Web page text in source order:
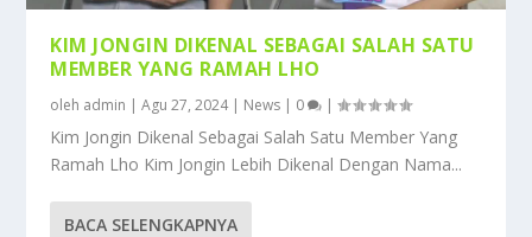
KIM JONGIN DIKENAL SEBAGAI SALAH SATU
MEMBER YANG RAMAH LHO
oleh admin |Agu 27, 2024| News | 0 |
Kim Jongin Dikenal Sebagai Salah Satu Member Yang
Ramah Lho Kim Jongin Lebih Dikenal Dengan Nama...
BACA SELENGKAPNYA